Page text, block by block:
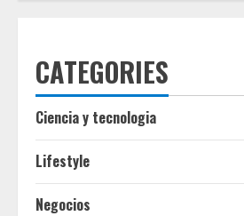
CATEGORIES
Ciencia y tecnologia
Lifestyle
Negocios